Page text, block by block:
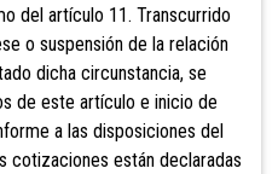
del artículo 11. Transcurrido
o suspensión de la relación
dicha circunstancia, se
de este artículo e inicio de
a las disposiciones del
cotizaciones están declaradas